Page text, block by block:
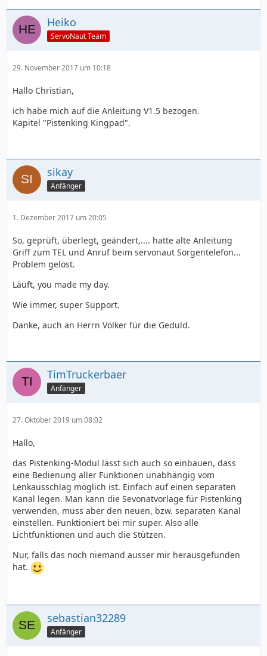
Heiko
ServoNaut Team
29. November 2017 um 10:18
Hallo Christian,
ich habe mich auf die Anleitung V1.5 bezogen.
Kapitel "Pistenking Kingpad".
sikay
Anfänger
1. Dezember 2017 um 20:05
So, geprüft, überlegt, geändert,.... hatte alte Anleitung
Griff zum TEL und Anruf beim servonaut Sorgentelefon...
Problem gelöst.
Läuft, you made my day.
Wie immer, super Support.
Danke, auch an Herrn Völker für die Geduld.
TimTruckerbaer
Anfänger
27. Oktober 2019 um 08:02
Hallo,
das Pistenking-Modul lässt sich auch so einbauen, dass
eine Bedienung aller Funktionen unabhängig vom
Lenkausschlag möglich ist. Einfach auf einen separaten
Kanal legen. Man kann die Sevonatvorlage für Pistenking
verwenden, muss aber den neuen, bzw. separaten Kanal
einstellen. Funktioniert bei mir super. Also alle
Lichtfunktionen und auch die Stützen.
Nur, falls das noch niemand ausser mir herausgefunden
hat.
sebastian32289
Anfänger